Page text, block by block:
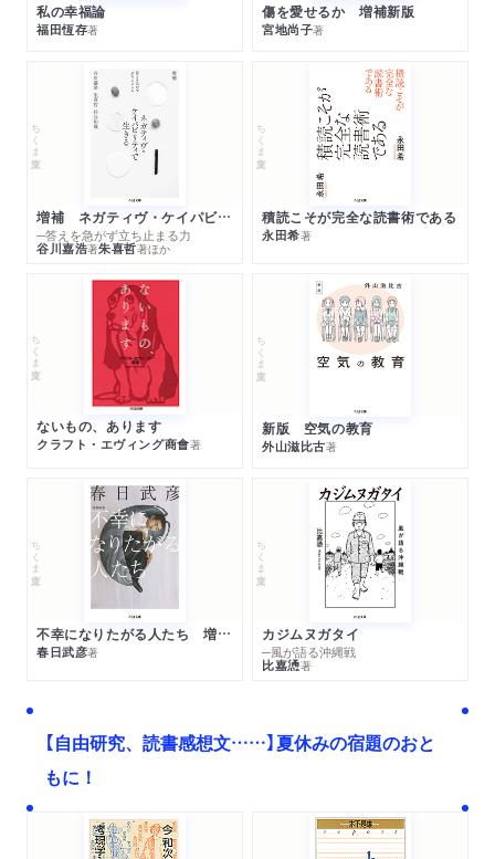
私の幸福論
福田恆存著
傷を愛せるか 増補新版
宮地尚子著
ちくま文庫
増補 ネガティヴ・ケイパビリティで生きる
─答えを急がず立ち止まる力
谷川嘉浩著朱喜哲著ほか
ちくま文庫
積読こそが完全な読書術である
永田希著
ちくま文庫
ないもの、あります
クラフト・エヴィング商會著
ちくま文庫
新版 空気の教育
外山滋比古著
ちくま文庫
不幸になりたがる人たち 増補新版
春日武彦著
ちくま文庫
カジムヌガタイ
─風が語る沖縄戦
比嘉慂著
【自由研究、読書感想文……】夏休みの宿題のおと
もに！